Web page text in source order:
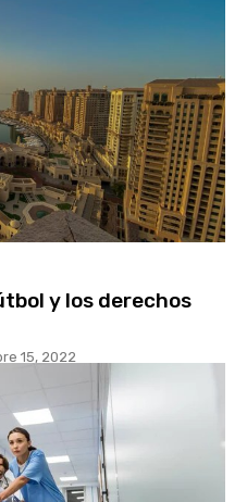
y los derechos
15, 2022